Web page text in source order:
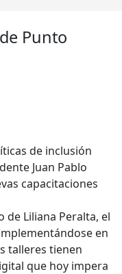
Punto
de inclusión
Juan Pablo
capacitaciones
de Liliana Peralta, el
en
talleres tienen
que hoy impera